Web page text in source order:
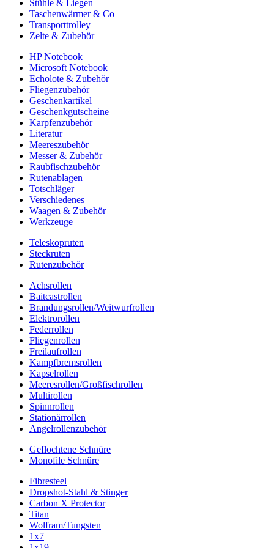
Stühle & Liegen
Taschenwärmer & Co
Transporttrolley
Zelte & Zubehör
HP Notebook
Microsoft Notebook
Echolote & Zubehör
Fliegenzubehör
Geschenkartikel
Geschenkgutscheine
Karpfenzubehör
Literatur
Meereszubehör
Messer & Zubehör
Raubfischzubehör
Rutenablagen
Totschläger
Verschiedenes
Waagen & Zubehör
Werkzeuge
Teleskopruten
Steckruten
Rutenzubehör
Achsrollen
Baitcastrollen
Brandungsrollen/Weitwurfrollen
Elektrorollen
Federrollen
Fliegenrollen
Freilaufrollen
Kampfbremsrollen
Kapselrollen
Meeresrollen/Großfischrollen
Multirollen
Spinnrollen
Stationärrollen
Angelrollenzubehör
Geflochtene Schnüre
Monofile Schnüre
Fibresteel
Dropshot-Stahl & Stinger
Carbon X Protector
Titan
Wolfram/Tungsten
1x7